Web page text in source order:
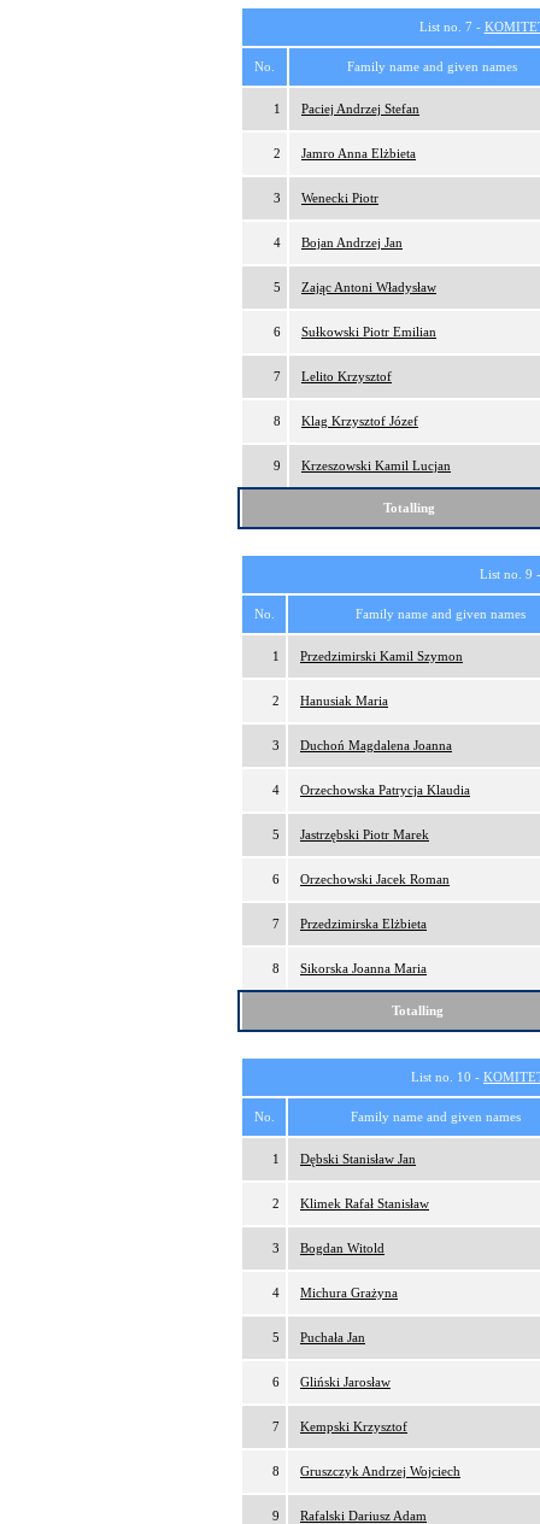
List no. 7 -
No. Family name and given names
1 Paciej Andrzej Stefan
2 Jamro Anna Elżbieta
3 Wenecki Piotr
4 Bojan Andrzej Jan
5 Zając Antoni Władysław
6 Sułkowski Piotr Emilian
7 Lelito Krzysztof
8 Klag Krzysztof Józef
9 Krzeszowski Kamil Lucjan
Totalling
List no. 9
No. Family name and given names
1 Przedzimirski Kamil Szymon
2 Hanusiak Maria
3 Duchoń Magdalena Joanna
4 Orzechowska Patrycja Klaudia
5 Jastrzębski Piotr Marek
6 Orzechowski Jacek Roman
7 Przedzimirska Elżbieta
8 Sikorska Joanna Maria
Totalling
List no. 10 -
No. Family name and given names
1 Dębski Stanisław Jan
2 Klimek Rafał Stanisław
3 Bogdan Witold
4 Michura Grażyna
5 Puchała Jan
6 Gliński Jarosław
7 Kempski Krzysztof
8 Gruszczyk Andrzej Wojciech
9 Rafalski Dariusz Adam